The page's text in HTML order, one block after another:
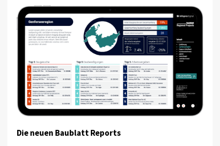
Die neuen Baublatt Reports